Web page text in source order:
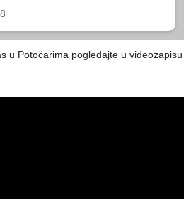
u Potočarima pogledajte u videozapisu